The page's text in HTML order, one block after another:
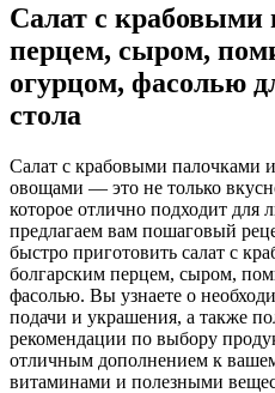
Салат с крабовыми
перцем, сыром,
огурцом, фасолью
стола
Салат с крабовыми палочками
овощами — это не только
которое отлично подходит для
предлагаем вам пошаговый
быстро приготовить салат с
болгарским перцем, сыром,
фасолью. Вы узнаете о
подачи и украшения, а также
рекомендации по выбору
отличным дополнением к
витаминами и полезными